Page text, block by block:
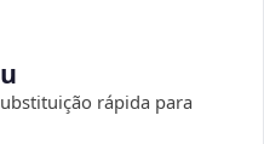
rápida para